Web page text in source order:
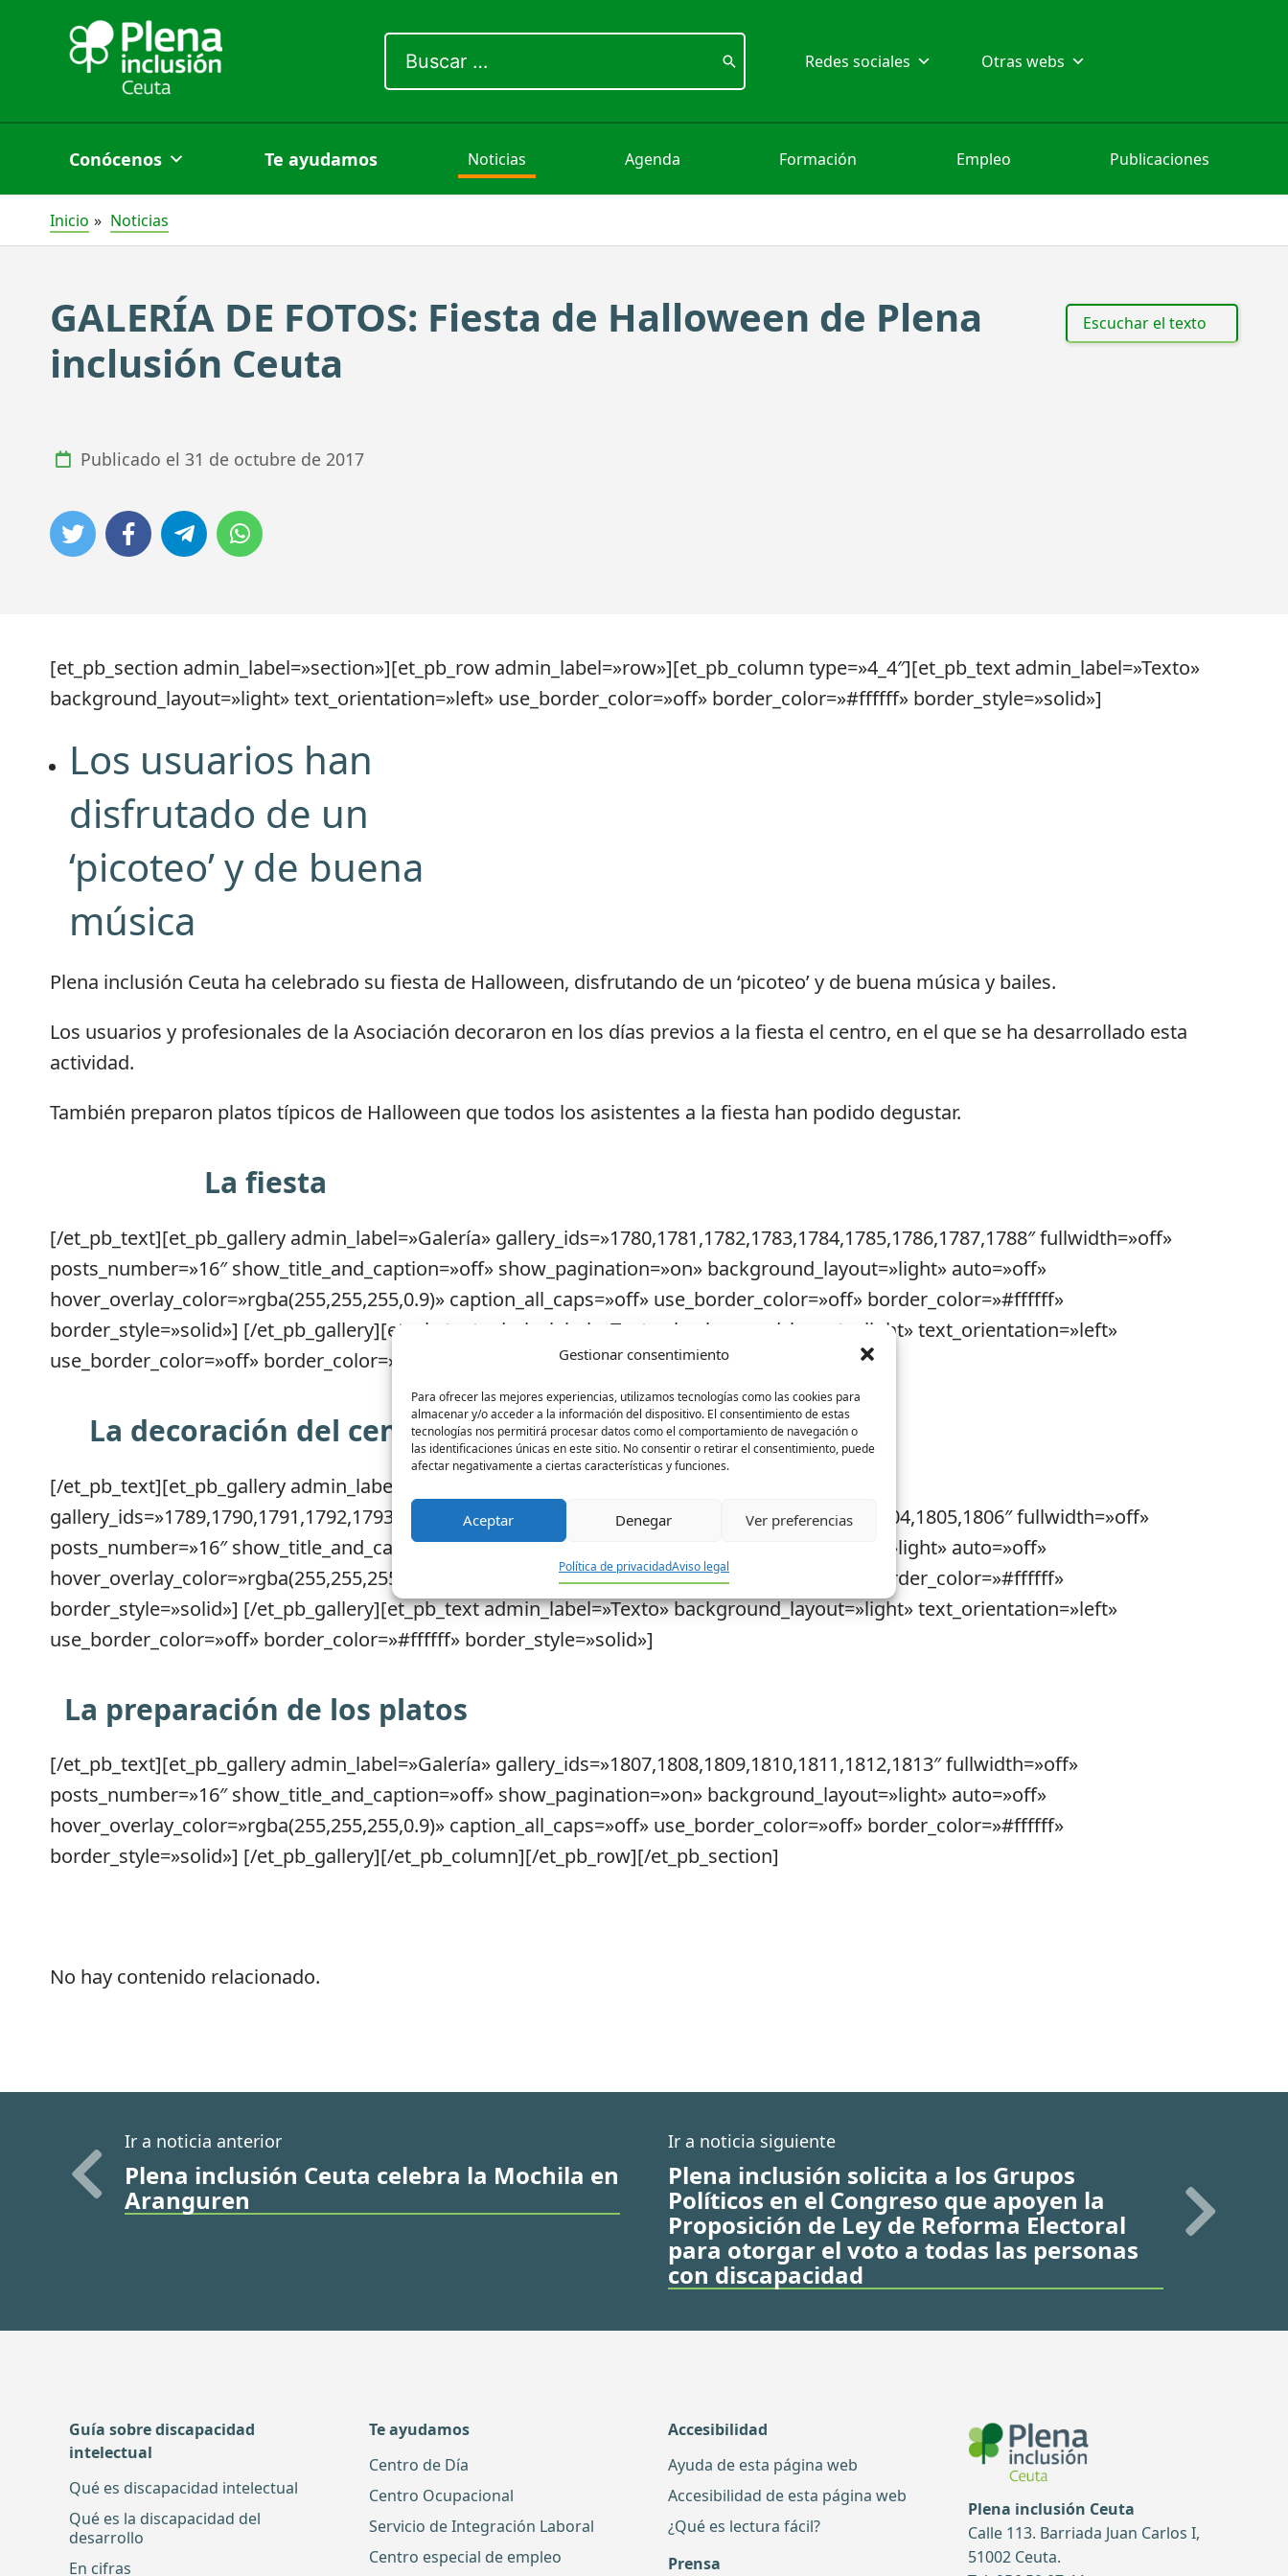
Gestionar consentimiento
Para ofrecer las mejores experiencias, utilizamos tecnologías como las cookies para
almacenar y/o acceder a la información del dispositivo. El consentimiento de estas
tecnologías nos permitirá procesar datos como el comportamiento de navegación o
las identificaciones únicas en este sitio. No consentir o retirar el consentimiento, puede
afectar negativamente a ciertas características y funciones.
Aceptar Denegar Ver preferencias
Política de privacidadAviso legal
contenido
por:
Redes sociales Otras webs
Conócenos Te ayudamos Noticias Agenda Formación Empleo Publicaciones
Inicio Noticias
GALERÍA DE FOTOS: Fiesta de Halloween de Plena
inclusión Ceuta
Escuchar el texto
Publicado el 31 de octubre de 2017
[et_pb_section admin_label=»section»][et_pb_row admin_label=»row»][et_pb_column type=»4_4″][et_pb_text admin_label=»Texto»
background_layout=»light» text_orientation=»left» use_border_color=»off» border_color=»#ffffff» border_style=»solid»]
Los usuarios han
disfrutado de un
‘picoteo’ y de buena
música
Plena inclusión Ceuta ha celebrado su fiesta de Halloween, disfrutando de un ‘picoteo’ y de buena música y bailes.
Los usuarios y profesionales de la Asociación decoraron en los días previos a la fiesta el centro, en el que se ha desarrollado esta
actividad.
También preparon platos típicos de Halloween que todos los asistentes a la fiesta han podido degustar.
La fiesta
[/et_pb_text][et_pb_gallery admin_label=»Galería» gallery_ids=»1780,1781,1782,1783,1784,1785,1786,1787,1788″ fullwidth=»off»
posts_number=»16″ show_title_and_caption=»off» show_pagination=»on» background_layout=»light» auto=»off»
hover_overlay_color=»rgba(255,255,255,0.9)» caption_all_caps=»off» use_border_color=»off» border_color=»#ffffff»
border_style=»solid»] [/et_pb_gallery][et_pb_text admin_label=»Texto» background_layout=»light» text_orientation=»left»
use_border_color=»off» border_color=»#ffffff» border_style=»solid»]
La decoración del centro
[/et_pb_text][et_pb_gallery admin_label=»Galería»
gallery_ids=»1789,1790,1791,1792,1793,1794,1795,1796,1797,1798,1799,1800,1801,1802,1803,1804,1805,1806″ fullwidth=»off»
posts_number=»16″ show_title_and_caption=»off» show_pagination=»on» background_layout=»light» auto=»off»
hover_overlay_color=»rgba(255,255,255,0.9)» caption_all_caps=»off» use_border_color=»off» border_color=»#ffffff»
border_style=»solid»] [/et_pb_gallery][et_pb_text admin_label=»Texto» background_layout=»light» text_orientation=»left»
use_border_color=»off» border_color=»#ffffff» border_style=»solid»]
La preparación de los platos
[/et_pb_text][et_pb_gallery admin_label=»Galería» gallery_ids=»1807,1808,1809,1810,1811,1812,1813″ fullwidth=»off»
posts_number=»16″ show_title_and_caption=»off» show_pagination=»on» background_layout=»light» auto=»off»
hover_overlay_color=»rgba(255,255,255,0.9)» caption_all_caps=»off» use_border_color=»off» border_color=»#ffffff»
border_style=»solid»] [/et_pb_gallery][/et_pb_column][/et_pb_row][/et_pb_section]
No hay contenido relacionado.
Ir a noticia anterior
Plena inclusión Ceuta celebra la Mochila en
Aranguren
Ir a noticia siguiente
Plena inclusión solicita a los Grupos
Políticos en el Congreso que apoyen la
Proposición de Ley de Reforma Electoral
para otorgar el voto a todas las personas
con discapacidad
Guía sobre discapacidad
intelectual
Qué es discapacidad intelectual
Qué es la discapacidad del
desarrollo
En cifras
Te ayudamos
Centro de Día
Centro Ocupacional
Servicio de Integración Laboral
Centro especial de empleo
Accesibilidad
Ayuda de esta página web
Accesibilidad de esta página web
¿Qué es lectura fácil?
Prensa
Plena inclusión Ceuta
Calle 113. Barriada Juan Carlos I,
51002 Ceuta.